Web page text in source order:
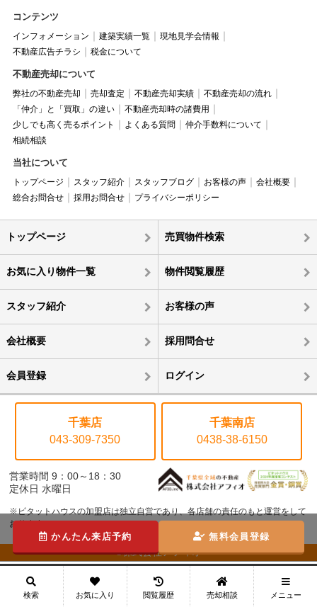
コンテンツ
インフォメーション 建築実績一覧
現地見学会情報
不動産広告チラシ
税金について
不動産売却について
弊社の不動産売却 売却査定 不動産売却実績
不動産売却の流れ
「仲介」と「買取」の違い
不動産売却時の諸費用
少しでも高く売るポイント
よくある質問
仲介手数料について
相続相談
当社について
トップページ スタッフ紹介 スタッフブログ お客様の声
会社概要
総合お問合せ
採用お問合せ プライバシーポリシー
トップページ 売買物件検索
お気に入り物件一覧 物件閲覧履歴
スタッフ紹介 お客様の声
会社概要 採用問合せ
会員登録 ログイン
千葉店
043-309-7350
千葉南店
0438-38-6150
営業時間 9：00～18：30
定休日 水曜日
※ピタットハウスの加盟店は独立自営であり、各店舗の責任のもと運営をして
おります。
©株式会社アフィオ
かんたん来店予約 無料会員登録
検索 お気に入り 閲覧履歴 売却相談 メニュー